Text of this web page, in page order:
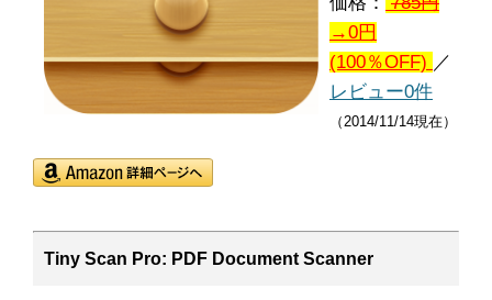
→0円
(100％OFF) ／
レビュー0件
（2014/11/14現在）
Tiny Scan Pro: PDF Document Scanner